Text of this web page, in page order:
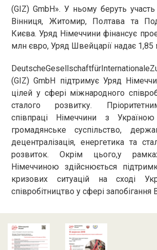
(GIZ) GmbH». У ньому беруть
Вінниця, Житомир, Полтава та
Києва. Уряд Німеччини фінансує
млн євро, Уряд Швейцарії надає 1,85
(GIZ) GmbH підтримує Уряд
цілей у сфері міжнародного
сталого розвитку.
співпраці Німеччини з
громадянське суспільство,
децентралізація, енергетика та
розвиток. Окрім цього,у
Німеччиною здійснюється
кризових ситуацій на сході
співробітництво у сфері